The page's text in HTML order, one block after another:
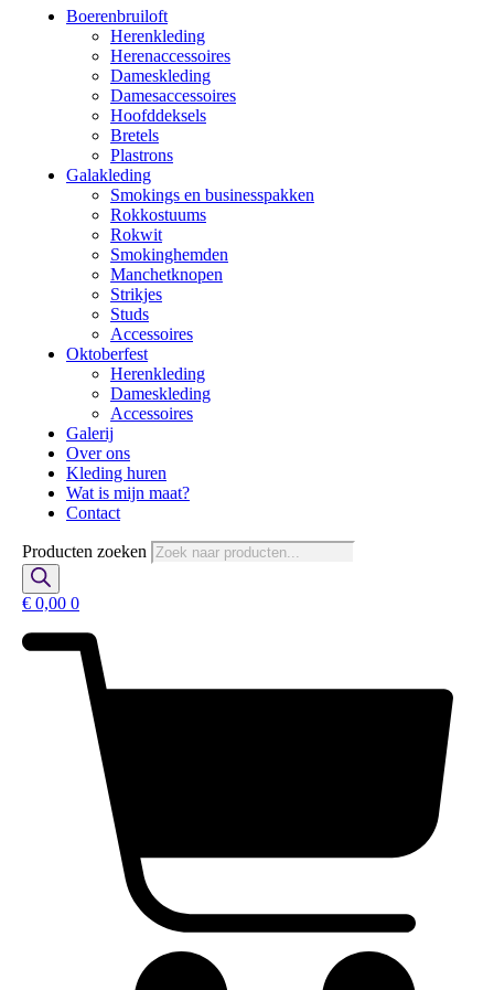
Boerenbruiloft
Herenkleding
Herenaccessoires
Dameskleding
Damesaccessoires
Hoofddeksels
Bretels
Plastrons
Galakleding
Smokings en businesspakken
Rokkostuums
Rokwit
Smokinghemden
Manchetknopen
Strikjes
Studs
Accessoires
Oktoberfest
Herenkleding
Dameskleding
Accessoires
Galerij
Over ons
Kleding huren
Wat is mijn maat?
Contact
Producten zoeken
€ 0,00 0